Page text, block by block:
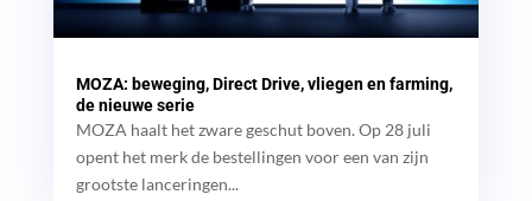
MOZA: beweging, Direct Drive, vliegen en farming,
de nieuwe serie
MOZA haalt het zware geschut boven. Op 28 juli
opent het merk de bestellingen voor een van zijn
grootste lanceringen...